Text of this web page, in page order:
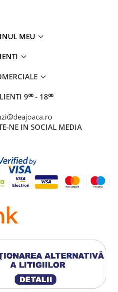
MEU
9⁰⁰ - 18⁰⁰
NE IN SOCIAL MEDIA